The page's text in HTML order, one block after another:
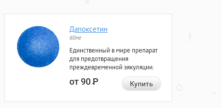
Дапоксетин
60мг
Единственный в мире препарат
для предотвращения
преждевременной эякуляции.
от 90Р Купить